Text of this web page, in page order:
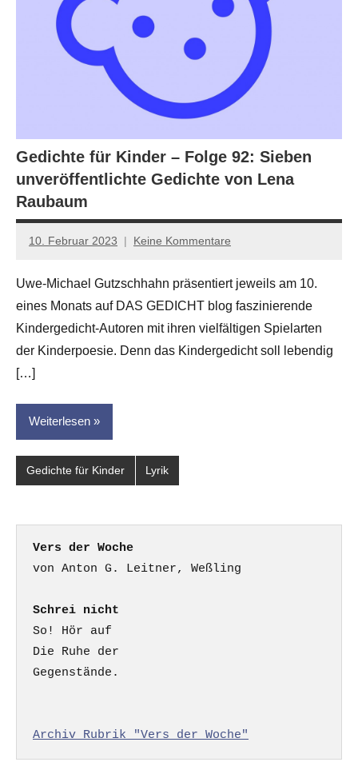
Gedichte für Kinder – Folge 92: Sieben
unveröffentlichte Gedichte von Lena
Raubaum
10. Februar 2023
Anton
Leitner
Keine Kommentare
Uwe-Michael Gutzschhahn präsentiert jeweils am 10.
eines Monats auf DAS GEDICHT blog faszinierende
Kindergedicht-Autoren mit ihren vielfältigen Spielarten
der Kinderpoesie. Denn das Kindergedicht soll lebendig
[…]
Weiterlesen
Gedichte für Kinder Lyrik
Vers der Woche
Schrei nicht
So! Hör auf
Die Ruhe der
Gegenstände.
Archiv Rubrik "Vers der Woche"